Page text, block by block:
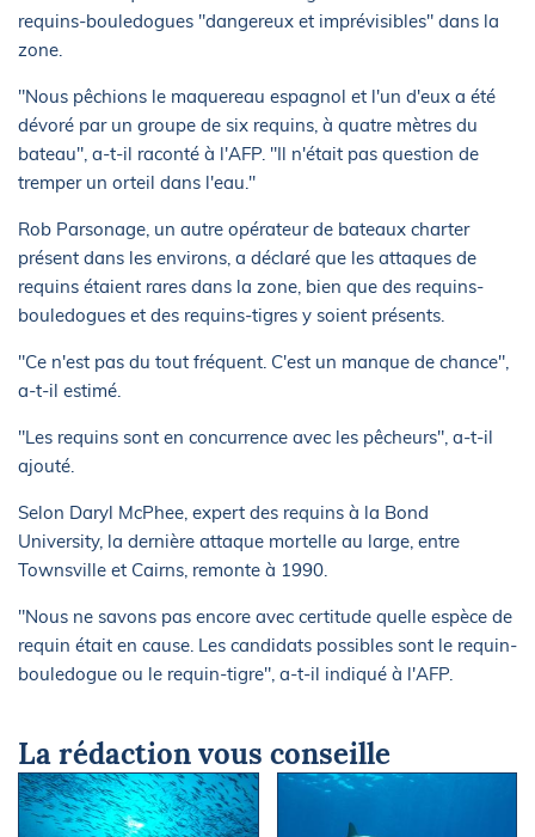
requins-bouledogues "dangereux et imprévisibles" dans la
zone.
"Nous pêchions le maquereau espagnol et l'un d'eux a été
dévoré par un groupe de six requins, à quatre mètres du
bateau", a-t-il raconté à l'AFP. "Il n'était pas question de
tremper un orteil dans l'eau."
Rob Parsonage, un autre opérateur de bateaux charter
présent dans les environs, a déclaré que les attaques de
requins étaient rares dans la zone, bien que des requins-
bouledogues et des requins-tigres y soient présents.
"Ce n'est pas du tout fréquent. C'est un manque de chance",
a-t-il estimé.
"Les requins sont en concurrence avec les pêcheurs", a-t-il
ajouté.
Selon Daryl McPhee, expert des requins à la Bond
University, la dernière attaque mortelle au large, entre
Townsville et Cairns, remonte à 1990.
"Nous ne savons pas encore avec certitude quelle espèce de
requin était en cause. Les candidats possibles sont le requin-
bouledogue ou le requin-tigre", a-t-il indiqué à l'AFP.
La rédaction vous conseille